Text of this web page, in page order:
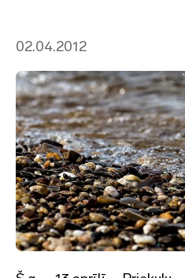
02.04.2012